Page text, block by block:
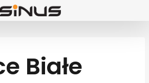
Białe